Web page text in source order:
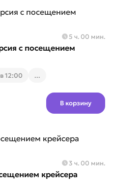
5 ч. 00 мин.
с посещением
12:00 ...
В корзину
3 ч. 00 мин.
крейсера